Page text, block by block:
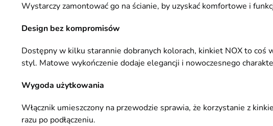
Wystarczy zamontować go na ścianie, by uzyskać komfortowe i
Design bez kompromisów
Dostępny w kilku starannie dobranych kolorach, kinkiet NOX to
styl. Matowe wykończenie dodaje elegancji i nowoczesnego
Wygoda użytkowania
Włącznik umieszczony na przewodzie sprawia, że korzystanie z
razu po podłączeniu.